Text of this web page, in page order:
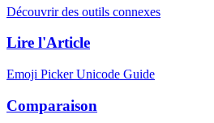
Découvrir des outils connexes
Lire l'Article
Emoji Picker Unicode Guide
Comparaison